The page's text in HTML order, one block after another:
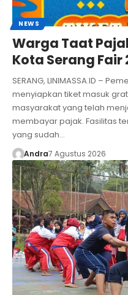
NEWS
Warga Taat
Kota Serang Fair
SERANG, LINIMASSA.ID –
menyiapkan tiket masuk
masyarakat yang telah
membayar pajak. Fasilitas
yang sudah…
Andra7 Agustus 2026